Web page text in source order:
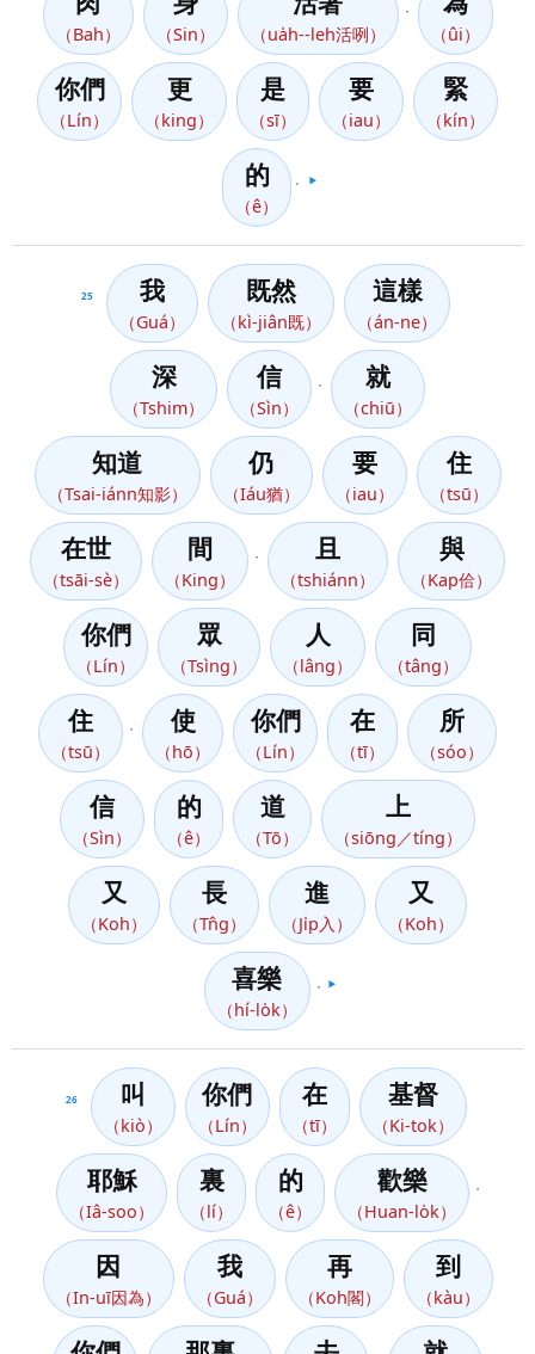
（Bah） （Sin） （ua̍h--leh活咧） （ûi）
你們
（Lín）
更
（king）
是
（sī）
要
（iau）
緊
（kín）
的
（ê）
▶️
25 我
（Guá）
既然
（kì-jiân既）
這樣
（án-ne）
深
（Tshim）
信
（Sìn）
就
（chiū）
知道
（Tsai-iánn知影）
仍
（Iáu猶）
要
（iau）
住
（tsū）
在世
（tsāi-sè）
間
（King）
且
（tshiánn）
與
（Kap佮）
你們
（Lín）
眾
（Tsìng）
人
（lâng）
同
（tâng）
住
（tsū）
使
（hō）
你們
（Lín）
在
（tī）
所
（sóo）
信
（Sìn）
的
（ê）
道
（Tō）
上
（siōng／tíng）
又
（Koh）
長
（Tn̂g）
進
（Ji̍p入）
又
（Koh）
喜樂
（hí-lo̍k）
▶️
26 叫
（kiò）
你們
（Lín）
在
（tī）
基督
（Ki-tok）
耶穌
（Iâ-soo）
裏
（lí）
的
（ê）
歡樂
（Huan-lo̍k）
因
（In-uī因為）
我
（Guá）
再
（Koh閣）
到
（kàu）